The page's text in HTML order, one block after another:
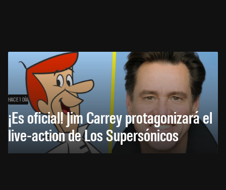
HACE 1 DÍA
¡Es oficial! Jim Carrey protagonizará el
live-action de Los Supersónicos